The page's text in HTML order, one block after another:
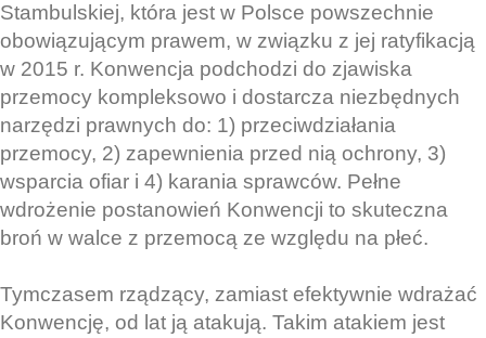
Stambulskiej, która jest w Polsce powszechnie
obowiązującym prawem, w związku z jej ratyfikacją
w 2015 r. Konwencja podchodzi do zjawiska
przemocy kompleksowo i dostarcza niezbędnych
narzędzi prawnych do: 1) przeciwdziałania
przemocy, 2) zapewnienia przed nią ochrony, 3)
wsparcia ofiar i 4) karania sprawców. Pełne
wdrożenie postanowień Konwencji to skuteczna
broń w walce z przemocą ze względu na płeć.
Tymczasem rządzący, zamiast efektywnie wdrażać
Konwencję, od lat ją atakują. Takim atakiem jest